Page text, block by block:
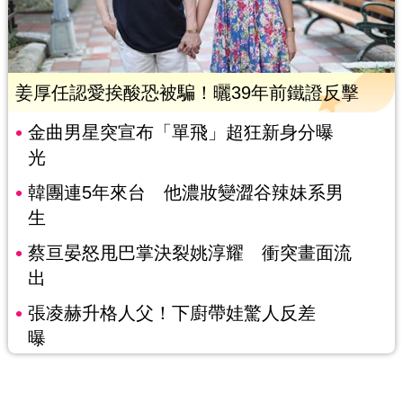
姜厚任認愛挨酸恐被騙！曬39年前鐵證反擊
金曲男星突宣布「單飛」超狂新身分曝
光
韓團連5年來台 他濃妝變澀谷辣妹系男
生
蔡亘晏怒甩巴掌決裂姚淳耀 衝突畫面流
出
張凌赫升格人父！下廚帶娃驚人反差
曝